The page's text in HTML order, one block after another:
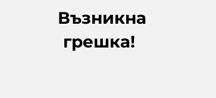
Възникна
грешка!